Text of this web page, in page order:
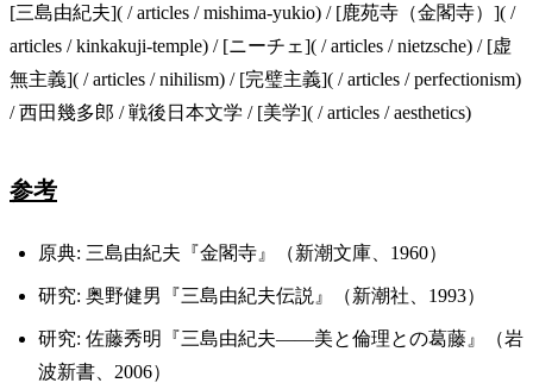
[三島由紀夫]( / articles / mishima-yukio) / [鹿苑寺（金閣寺）]( /
articles / kinkakuji-temple) / [ニーチェ]( / articles / nietzsche) / [虚
無主義]( / articles / nihilism) / [完璧主義]( / articles / perfectionism)
/ 西田幾多郎 / 戦後日本文学 / [美学]( / articles / aesthetics)
参考
原典: 三島由紀夫『金閣寺』（新潮文庫、1960）
研究: 奥野健男『三島由紀夫伝説』（新潮社、1993）
研究: 佐藤秀明『三島由紀夫——美と倫理との葛藤』（岩
波新書、2006）